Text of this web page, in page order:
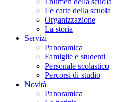
Le carte della scuola
Organizzazione
La storia
Servizi
Panoramica
Famiglie e studenti
Personale scolastico
Percorsi di studio
Novità
Panoramica